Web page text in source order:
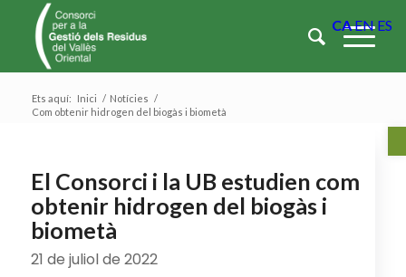
Ets aquí: Inici / Notícies /
Com obtenir hidrogen del biogàs i biometà
El Consorci i la UB estudien com
obtenir hidrogen del biogàs i
biometà
21 de juliol de 2022
CAEN ES